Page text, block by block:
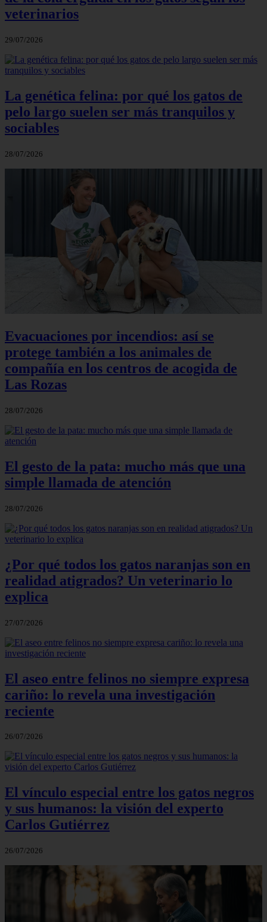
veterinarios
29/07/2026
La genética felina: por qué los gatos de
pelo largo suelen ser más tranquilos y
sociables
28/07/2026
Evacuaciones por incendios: así se
protege también a los animales de
compañía en los centros de acogida de
Las Rozas
28/07/2026
El gesto de la pata: mucho más que una
simple llamada de atención
28/07/2026
¿Por qué todos los gatos naranjas son en
realidad atigrados? Un veterinario lo
explica
27/07/2026
El aseo entre felinos no siempre expresa
cariño: lo revela una investigación
reciente
26/07/2026
El vínculo especial entre los gatos negros
y sus humanos: la visión del experto
Carlos Gutiérrez
26/07/2026